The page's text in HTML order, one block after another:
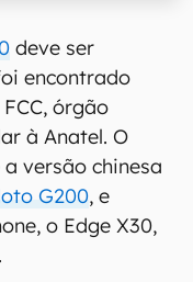
deve ser
encontrado
órgão
à Anatel. O
versão chinesa
G200, e
o Edge X30,